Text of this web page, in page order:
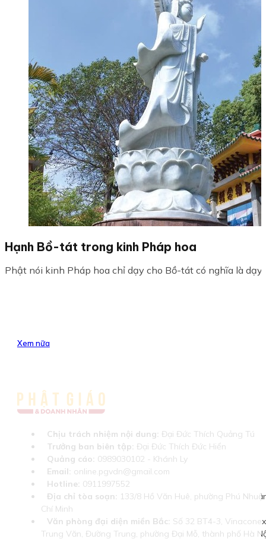
Hạnh Bồ-tát trong kinh Pháp hoa
Phật nói kinh Pháp hoa chỉ dạy cho Bồ-tát có nghĩa là dạy
Xem nữa
Chịu trách nhiệm nội dung: Đại Đức Thích Quảng Tú
Trưởng ban biên tập: Đại Đức Thích Đức Hiển
Quảng cáo: 0989030102 - Khánh Ly
Email: online.pgvdn@gmail.com
Hotline: 0911997552
Địa chỉ tòa soạn: 133/8 Hồ Văn Huê, phường Phú
Chí Minh
Văn phòng đại diện miền Bắc: Số 32 BT4-3,
Trung Văn, Đường Trung, phường Đại Mỗ, thành phố Hà